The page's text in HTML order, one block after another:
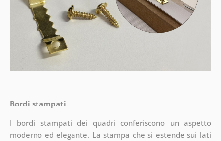
Bordi stampati
I bordi stampati dei quadri conferiscono un aspetto
moderno ed elegante. La stampa che si estende sui lati